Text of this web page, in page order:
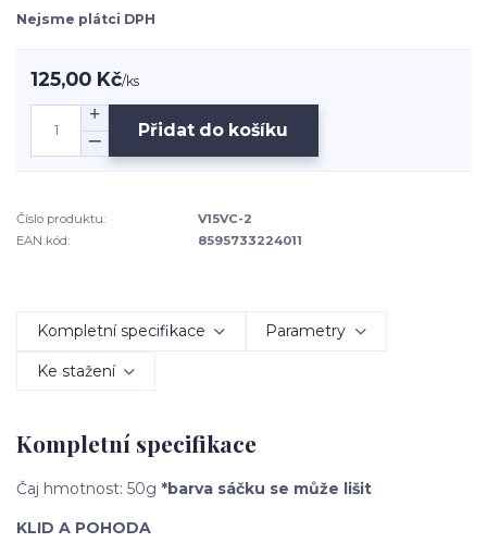
Nejsme plátci DPH
125,00 Kč/ks
Přidat do košíku
Číslo produktu:
V15VC-2
EAN kód:
8595733224011
Kompletní specifikace Parametry
Ke stažení
Kompletní specifikace
Čaj hmotnost: 50g *barva sáčku se může lišit
KLID A POHODA